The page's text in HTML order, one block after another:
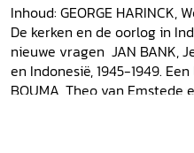
Inhoud: GEORGE HARINCK,
De kerken en de oorlog in
nieuwe vragen JAN BANK,
en Indonesië, 1945-1949.
BOUMA, Theo van
van het federale Indonesië
te veel preken’.